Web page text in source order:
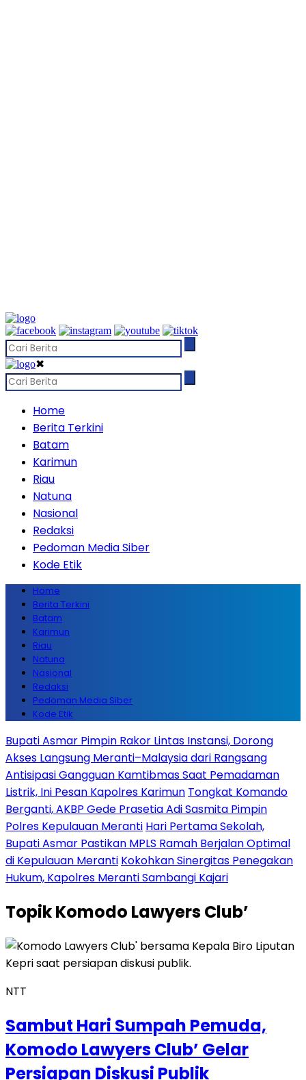
✖
Home
Berita Terkini
Batam
Karimun
Riau
Natuna
Nasional
Redaksi
Pedoman Media Siber
Kode Etik
Home
Berita Terkini
Batam
Karimun
Riau
Natuna
Nasional
Redaksi
Pedoman Media Siber
Kode Etik
Bupati Asmar Pimpin Rakor Lintas Instansi, Dorong
Akses Langsung Meranti–Malaysia dari Rangsang
Antisipasi Gangguan Kamtibmas Saat Pemadaman
Listrik, Ini Pesan Kapolres Karimun Tongkat Komando
Berganti, AKBP Gede Prasetia Adi Sasmita Pimpin
Polres Kepulauan Meranti Hari Pertama Sekolah,
Bupati Asmar Pastikan MPLS Ramah Berjalan Optimal
di Kepulauan Meranti Kokohkan Sinergitas Penegakan
Hukum, Kapolres Meranti Sambangi Kajari
TopikKomodo Lawyers Club’
NTT
Sambut Hari Sumpah Pemuda,
Komodo Lawyers Club’ Gelar
Persiapan Diskusi Publik